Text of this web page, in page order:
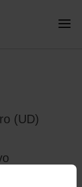
(UD)